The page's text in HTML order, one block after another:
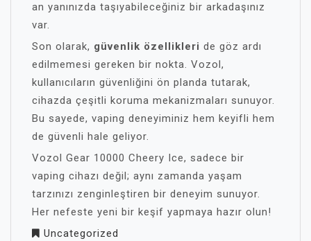
an yanınızda taşıyabileceğiniz bir arkadaşınız
var.
Son olarak, güvenlik özellikleri de göz ardı
edilmemesi gereken bir nokta. Vozol,
kullanıcıların güvenliğini ön planda tutarak,
cihazda çeşitli koruma mekanizmaları sunuyor.
Bu sayede, vaping deneyiminiz hem keyifli hem
de güvenli hale geliyor.
Vozol Gear 10000 Cheery Ice, sadece bir
vaping cihazı değil; aynı zamanda yaşam
tarzınızı zenginleştiren bir deneyim sunuyor.
Her nefeste yeni bir keşif yapmaya hazır olun!
Uncategorized